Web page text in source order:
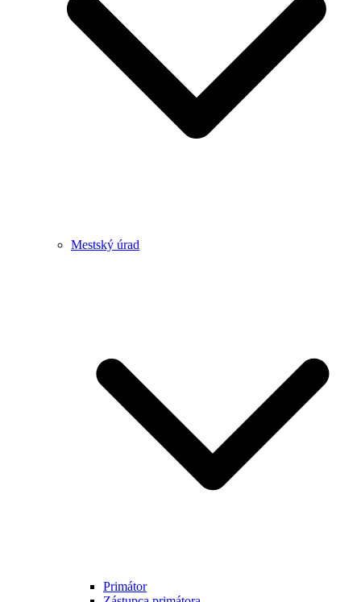
Mestský úrad
Primátor